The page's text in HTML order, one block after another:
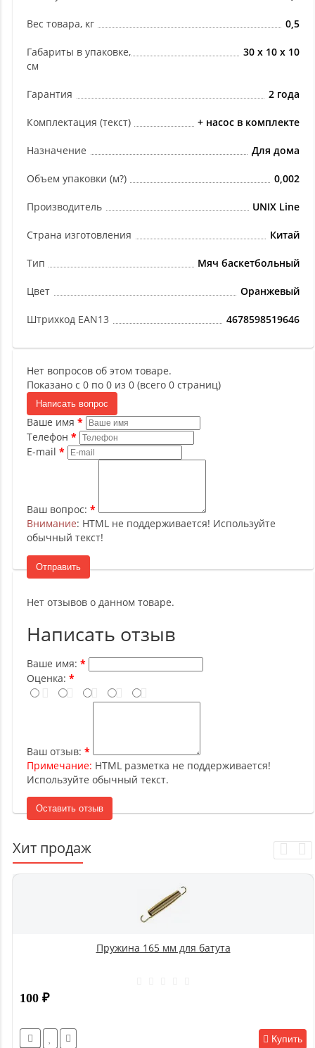
Вес товара, кг 0,5
Габариты в упаковке,
см
30 х 10 х 10
Гарантия 2 года
Комплектация (текст) + насос в комплекте
Назначение Для дома
Объем упаковки (м?) 0,002
Производитель UNIX Line
Страна изготовления Китай
Тип Мяч баскетбольный
Цвет Оранжевый
Штрихкод EAN13 4678598519646
Нет вопросов об этом товаре.
Показано с 0 по 0 из 0 (всего 0 страниц)
Написать вопрос
Ваше имя
Телефон
E-mail
Ваш вопрос:
Внимание: HTML не поддерживается! Используйте
обычный текст!
Отправить
Нет отзывов о данном товаре.
Написать отзыв
Ваше имя:
Оценка:
Ваш отзыв:
Примечание: HTML разметка не поддерживается!
Используйте обычный текст.
Оставить отзыв
Хит продаж
Пружина 165 мм для батута
100 ₽
Купить